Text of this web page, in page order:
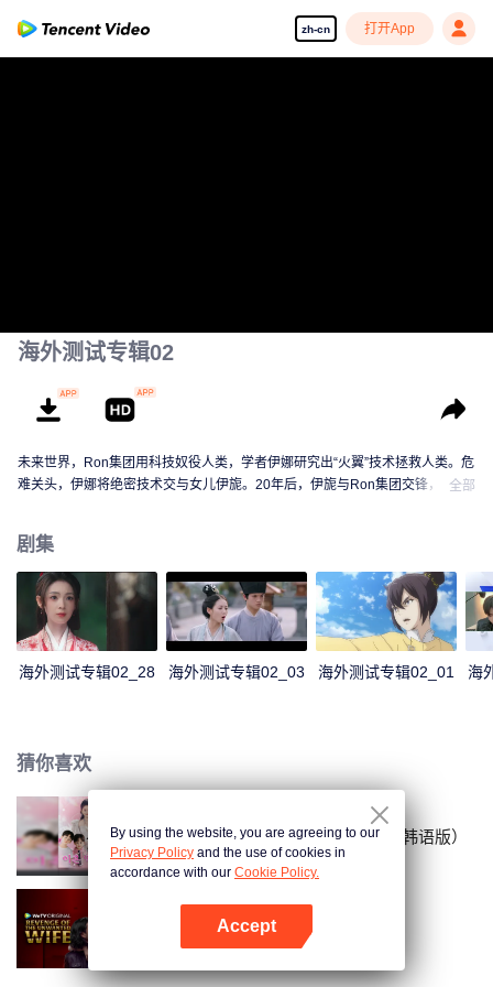
zh-cn 打开App
海外测试专辑02
未来世界，Ron集团用科技奴役人类，学者伊娜研究出“火翼”技术拯救人类。危
难关头，伊娜将绝密技术交与女儿伊旎。20年后，伊旎与Ron集团交锋，完成
后，伊旎与Ron集团交锋，完成自身蜕变，拯救了桥都人民。未来世界，Ron
集团用科技奴役人类，学者伊娜研究出“火翼”技术拯救人类。
全部
剧集
海外测试专辑02_28 海外测试专辑02_03 海外测试专辑02_01 海
猜你喜欢
离婚后，我带四崽炸翻前夫家（韩语版）
妻子的反击
By using the website, you are agreeing to our
Privacy Policy and the use of cookies in
accordance with our Cookie Policy.
Accept